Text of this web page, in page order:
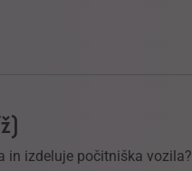
in izdeluje počitniška vozila?